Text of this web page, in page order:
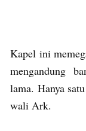
Kapel ini
mengandung
lama. Hanya
wali Ark.